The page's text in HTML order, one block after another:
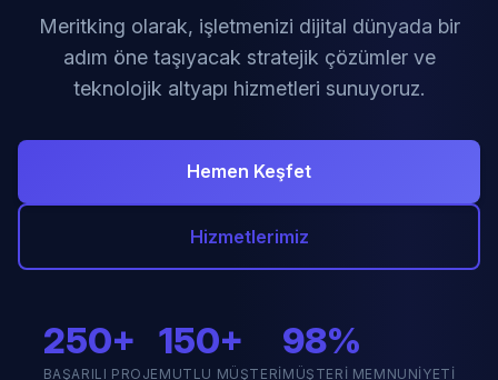
Meritking olarak, işletmenizi dijital dünyada bir
adım öne taşıyacak stratejik çözümler ve
teknolojik altyapı hizmetleri sunuyoruz.
Hemen Keşfet
Hizmetlerimiz
250+
BAŞARILI PROJE
150+
MUTLU MÜŞTERI
98%
MÜŞTERI MEMNUNIYETI